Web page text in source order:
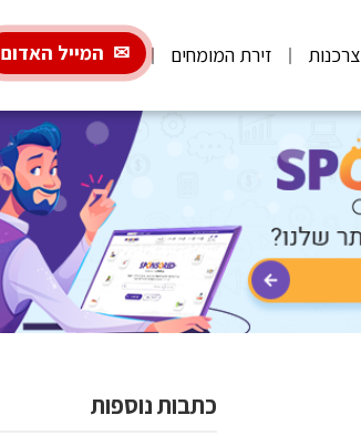
צרכנות זירת המומחים המייל האדום
כתבות נוספות